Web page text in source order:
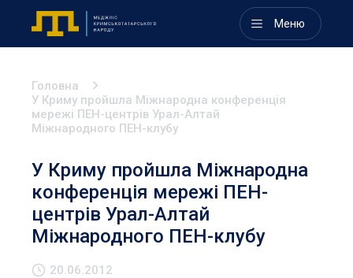
Меню
Головна
У Криму пройшла Міжнародна конференція
мережі ПЕН-центрів Урал-Алтай
Міжнародного ПЕН-клубу
У Криму пройшла Міжнародна
конференція мережі ПЕН-
центрів Урал-Алтай
Міжнародного ПЕН-клубу
20.06.2012